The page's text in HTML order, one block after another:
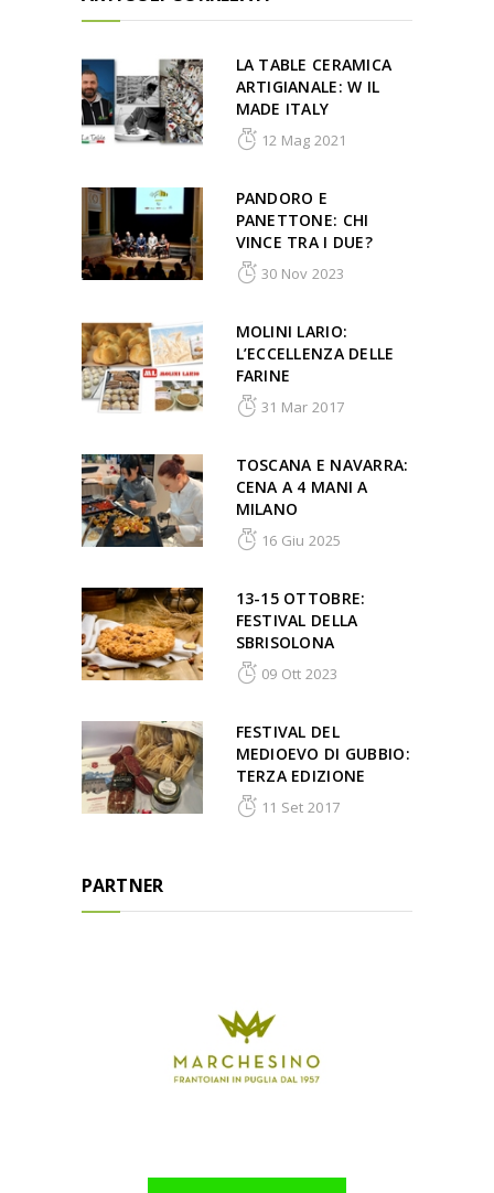
LA TABLE CERAMICA
ARTIGIANALE: W IL
MADE ITALY
12 Mag 2021
PANDORO E
PANETTONE: CHI
VINCE TRA I DUE?
30 Nov 2023
MOLINI LARIO:
L’ECCELLENZA DELLE
FARINE
31 Mar 2017
TOSCANA E NAVARRA:
CENA A 4 MANI A
MILANO
16 Giu 2025
13-15 OTTOBRE:
FESTIVAL DELLA
SBRISOLONA
09 Ott 2023
FESTIVAL DEL
MEDIOEVO DI GUBBIO:
TERZA EDIZIONE
11 Set 2017
PARTNER